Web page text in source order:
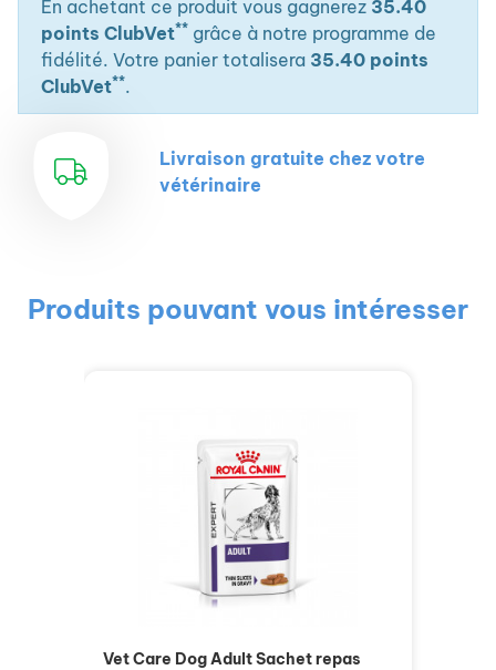
animal mange à la fois des aliments secs et humides.
Afin de respecter les préférences alimentaires de
tous les chiens, il est possible d’associer les aliments
En fonction de la disponibilité des produits
En achetant ce produit vous gagnerez 35.40
points ClubVet** grâce à notre programme de
fidélité. Votre panier totalisera 35.40 points
ClubVet**.
Livraison gratuite chez votre
vétérinaire
Produits pouvant vous intéresser
Vet Care Dog Adult Sachet repas